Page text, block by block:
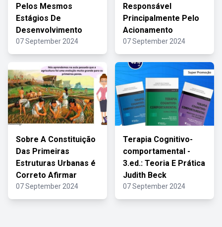
Pelos Mesmos
Estágios De
Desenvolvimento
07 September 2024
Responsável
Principalmente Pelo
Acionamento
07 September 2024
Sobre A Constituição
Das Primeiras
Estruturas Urbanas é
Correto Afirmar
07 September 2024
Terapia Cognitivo-
comportamental -
3.ed.: Teoria E Prática
Judith Beck
07 September 2024